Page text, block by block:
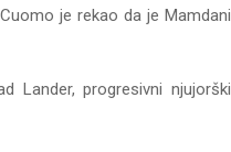
je rekao da je Mamdani
Lander, progresivni njujorški